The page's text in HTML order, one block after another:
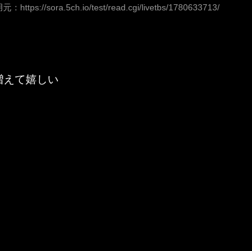
： https://sora.5ch.io/test/read.cgi/livetbs/1780633713/
て嬉しい